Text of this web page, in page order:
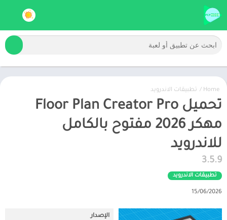
Home
/ تطبيقات الاندرويد
تحميل Floor Plan Creator Pro
مهكر 2026 مفتوح بالكامل
للاندرويد
3.5.9
تطبيقات الاندرويد
15/06/2026
الإصدار